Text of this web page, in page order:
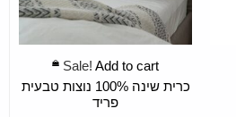
Sale! Add to cart
כרית שינה 100% נוצות טבעית
פריד
ADD TO CART